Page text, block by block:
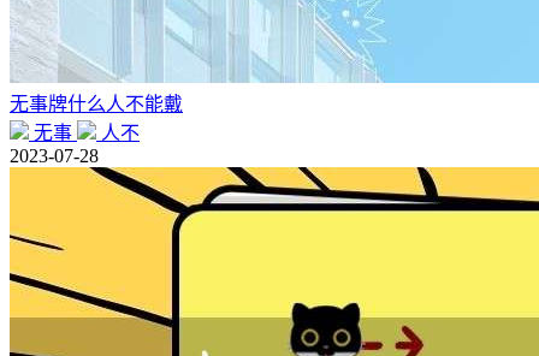
无事牌什么人不能戴
无事
人不
2023-07-28